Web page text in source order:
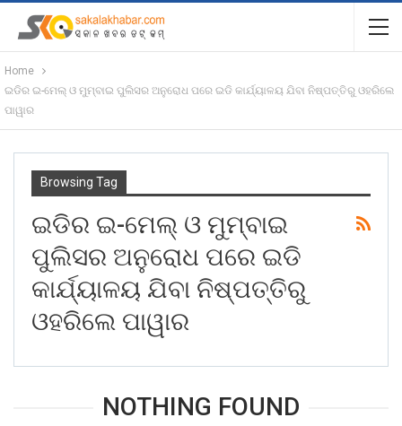
Home
ଇଡିର ଇ-ମେଲ୍ ଓ ମୁମ୍ବାଇ ପୁଲିସର ଅନୁରୋଧ ପରେ ଇଡି କାର୍ଯ୍ୟାଳୟ ଯିବା ନିଷ୍ପତ୍ତିରୁ ଓହରିଲେ
ପାୱାର
Browsing Tag
ଇଡିର ଇ-ମେଲ୍ ଓ ମୁମ୍ବାଇ
ପୁଲିସର ଅନୁରୋଧ ପରେ ଇଡି
କାର୍ଯ୍ୟାଳୟ ଯିବା ନିଷ୍ପତ୍ତିରୁ
ଓହରିଲେ ପାୱାର
NOTHING FOUND